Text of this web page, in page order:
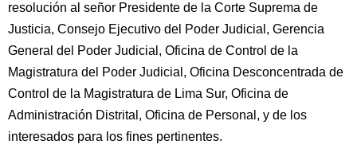
resolución al señor Presidente de la Corte Suprema de
Justicia, Consejo Ejecutivo del Poder Judicial, Gerencia
General del Poder Judicial, Oficina de Control de la
Magistratura del Poder Judicial, Oficina Desconcentrada de
Control de la Magistratura de Lima Sur, Oficina de
Administración Distrital, Oficina de Personal, y de los
interesados para los fines pertinentes.